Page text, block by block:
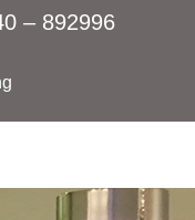
– 892996